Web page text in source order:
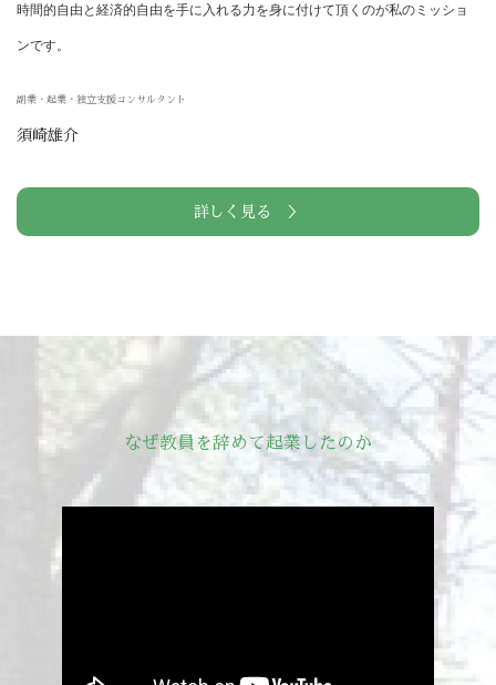
時間的自由と経済的自由を手に入れる力を身に付けて頂くのが私のミッショ
ンです。
副業・起業・独立支援コンサルタント
須崎雄介
詳しく見る ＞
なぜ教員を辞めて起業したのか